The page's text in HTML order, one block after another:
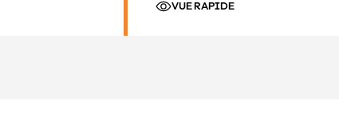
VUE RAPIDE